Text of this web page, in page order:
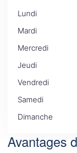
Lundi
Mardi
Mercredi
Jeudi
Vendredi
Samedi
Dimanche
Avantages